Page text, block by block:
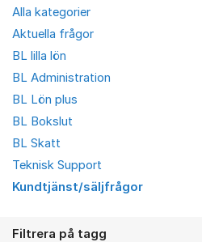
Alla kategorier
Aktuella frågor
BL lilla lön
BL Administration
BL Lön plus
BL Bokslut
BL Skatt
Teknisk Support
Kundtjänst/säljfrågor
Filtrera på tagg